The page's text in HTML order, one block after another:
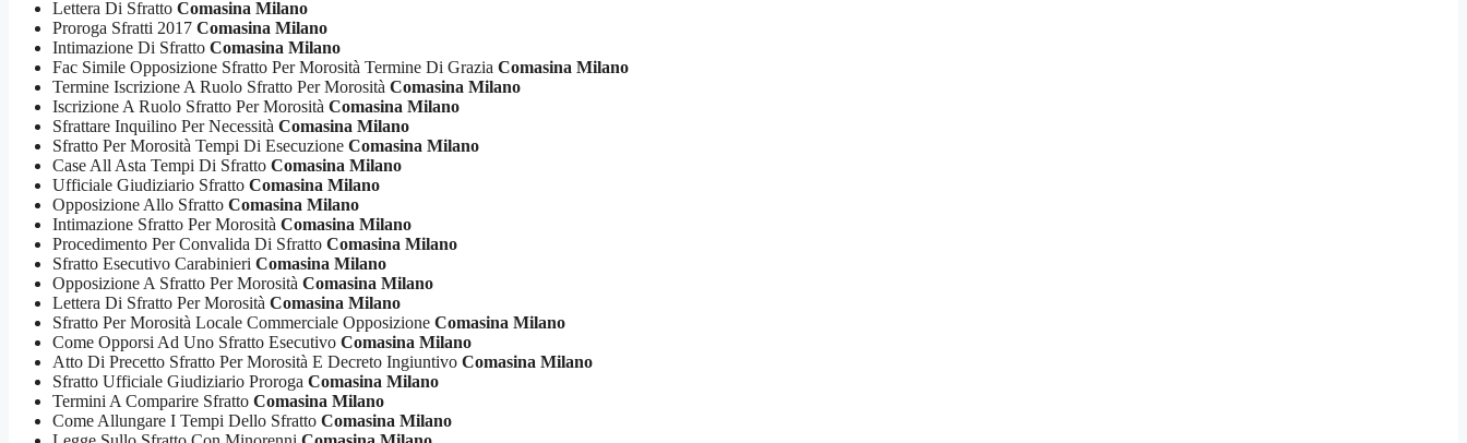
Lettera Di Sfratto Comasina Milano
Proroga Sfratti 2017 Comasina Milano
Intimazione Di Sfratto Comasina Milano
Fac Simile Opposizione Sfratto Per Morosità Termine Di Grazia Comasina Milano
Termine Iscrizione A Ruolo Sfratto Per Morosità Comasina Milano
Iscrizione A Ruolo Sfratto Per Morosità Comasina Milano
Sfrattare Inquilino Per Necessità Comasina Milano
Sfratto Per Morosità Tempi Di Esecuzione Comasina Milano
Case All Asta Tempi Di Sfratto Comasina Milano
Ufficiale Giudiziario Sfratto Comasina Milano
Opposizione Allo Sfratto Comasina Milano
Intimazione Sfratto Per Morosità Comasina Milano
Procedimento Per Convalida Di Sfratto Comasina Milano
Sfratto Esecutivo Carabinieri Comasina Milano
Opposizione A Sfratto Per Morosità Comasina Milano
Lettera Di Sfratto Per Morosità Comasina Milano
Sfratto Per Morosità Locale Commerciale Opposizione Comasina Milano
Come Opporsi Ad Uno Sfratto Esecutivo Comasina Milano
Atto Di Precetto Sfratto Per Morosità E Decreto Ingiuntivo Comasina Milano
Sfratto Ufficiale Giudiziario Proroga Comasina Milano
Termini A Comparire Sfratto Comasina Milano
Come Allungare I Tempi Dello Sfratto Comasina Milano